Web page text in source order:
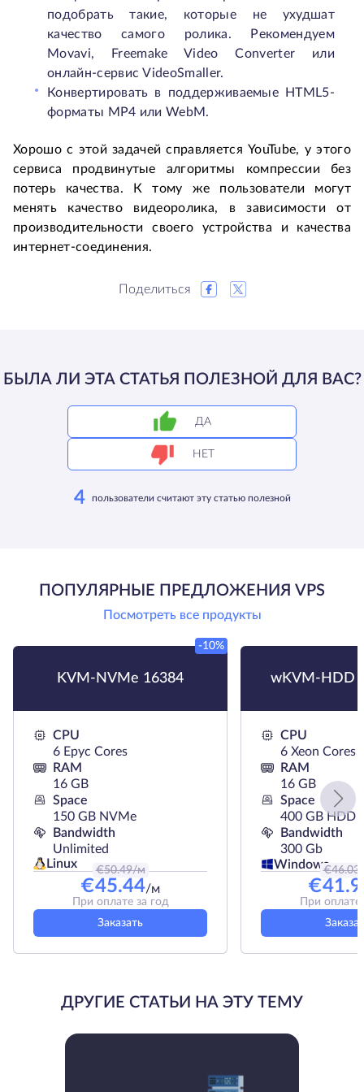
подобрать такие, которые не ухудшат
качество самого ролика. Рекомендуем
Movavi, Freemake Video Converter или
онлайн-сервис VideoSmaller.
Конвертировать в поддерживаемые HTML5-
форматы MP4 или WebM.
Хорошо с этой задачей справляется YouTube, у этого
сервиса продвинутые алгоритмы компрессии без
потерь качества. К тому же пользователи могут
менять качество видеоролика, в зависимости от
производительности своего устройства и качества
интернет-соединения.
Поделиться
БЫЛА ЛИ ЭТА СТАТЬЯ ПОЛЕЗНОЙ ДЛЯ ВАС?
ДА
НЕТ
4 пользователи считают эту статью полезной
ПОПУЛЯРНЫЕ ПРЕДЛОЖЕНИЯ VPS
Посмотреть все продукты
KVM-NVMe 16384
-10%
CPU
6 Epyc Cores
RAM
16 GB
Space
150 GB NVMe
Bandwidth
Unlimited
Linux
€50.49/м
€45.44/м
При оплате за год
Заказать
wKVM-HDD
CPU
6 Xeon Cores
RAM
16 GB
Space
400 GB HDD
Bandwidth
300 Gb
Windows
€46.03
€
При оплате
ДРУГИЕ СТАТЬИ НА ЭТУ ТЕМУ